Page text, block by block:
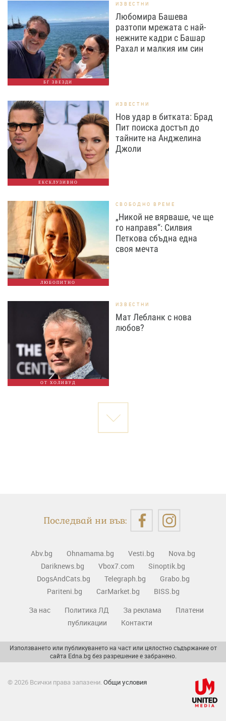
БГ ЗВЕЗДИ
ИЗВЕСТНИ
Любомира Башева
разтопи мрежата с най-
нежните кадри с Башар
Рахал и малкия им син
ЕКСКЛУЗИВНО
ИЗВЕСТНИ
Нов удар в битката: Брад
Пит поиска достъп до
тайните на Анджелина
Джоли
ЛЮБОПИТНО
СВОБОДНО ВРЕМЕ
„Никой не вярваше, че ще
го направя“: Силвия
Петкова сбъдна една
своя мечта
ОТ ХОЛИВУД
ИЗВЕСТНИ
Мат Лебланк с нова
любов?
Последвай ни във:
Abv.bg Ohnamama.bg Vesti.bg
Nova.bg
Dariknews.bg
Vbox7.com
Sinoptik.bg
DogsAndCats.bg
Telegraph.bg
Grabo.bg
Pariteni.bg
CarMarket.bg
BISS.bg
За нас
Политика ЛД За реклама
Платени
публикации
Контакти
Използването или публикуването на част или цялостно съдържание от
сайта Edna.bg без разрешение е забранено.
© 2026 Всички права запазени. Общи условия